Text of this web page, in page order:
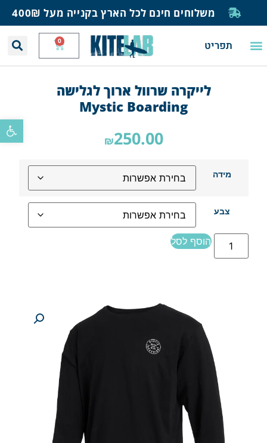
פתח
משלוחים חינם לכל הארץ בקנייה מעל 400₪
תפריט 0
לייקרה שרוול ארוך לגלישה
Mystic Boarding
₪250.00
מידה
צבע
הוסף לסל